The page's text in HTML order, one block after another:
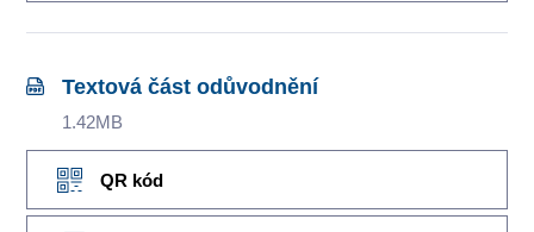
Textová část odůvodnění
1.42MB
QR kód